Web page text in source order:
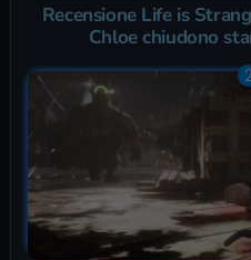
Recensione Life is
Chloe chiudono